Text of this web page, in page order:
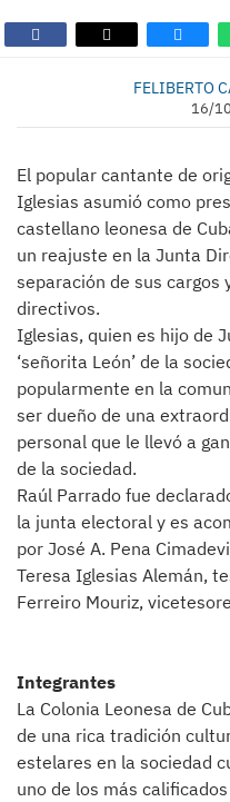
FELIBERTO
16/
El popular cantante de
Iglesias asumió como
castellano leonesa de
un reajuste en la Junta
separación de sus cargos
directivos.
Iglesias, quien es hijo de
‘señorita León’ de la
popularmente en la
ser dueño de una
personal que le llevó a
de la sociedad.
Raúl Parrado fue
la junta electoral y es
por José A. Pena
Teresa Iglesias Alemán,
Ferreiro Mouriz,
Integrantes
La Colonia Leonesa de
de una rica tradición
estelares en la sociedad
uno de los más